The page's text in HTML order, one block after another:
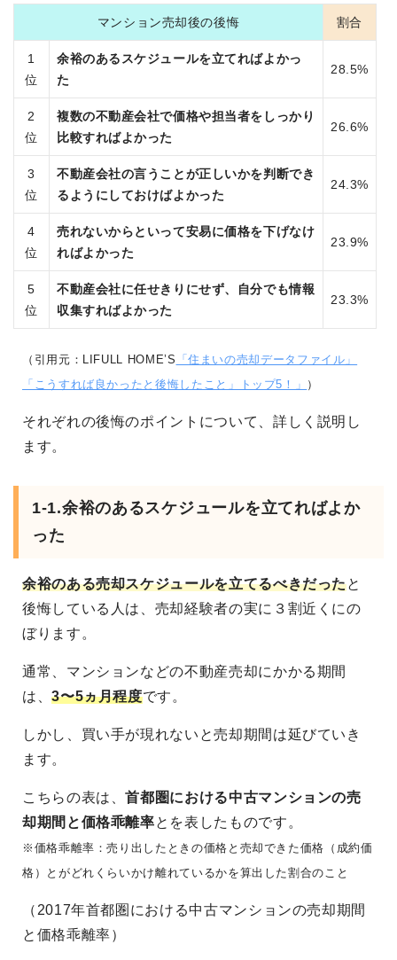
マンション売却後の後悔 割合
1
位
余裕のあるスケジュールを立てればよかっ
た
28.5%
2
位
複数の不動産会社で価格や担当者をしっかり
比較すればよかった
26.6%
3
位
不動産会社の言うことが正しいかを判断でき
るようにしておけばよかった
24.3%
4
位
売れないからといって安易に価格を下げなけ
ればよかった
23.9%
5
位
不動産会社に任せきりにせず、自分でも情報
収集すればよかった
23.3%
（引用元：LIFULL HOME’S 「住まいの売却データファイル」
「こうすれば良かったと後悔したこと」トップ5！」 ）
それぞれの後悔のポイントについて、詳しく説明し
ます。
1-1.余裕のあるスケジュールを立てればよか
った
余裕のある売却スケジュールを立てるべきだったと
後悔している人は、売却経験者の実に３割近くにの
ぼります。
通常、マンションなどの不動産売却にかかる期間
は、3〜5ヵ月程度です。
しかし、買い手が現れないと売却期間は延びていき
ます。
こちらの表は、首都圏における中古マンションの売
却期間と価格乖離率とを表したものです。
※価格乖離率：売り出したときの価格と売却できた価格（成約価
格）とがどれくらいかけ離れているかを算出した割合のこと
（2017年首都圏における中古マンションの売却期間
と価格乖離率）